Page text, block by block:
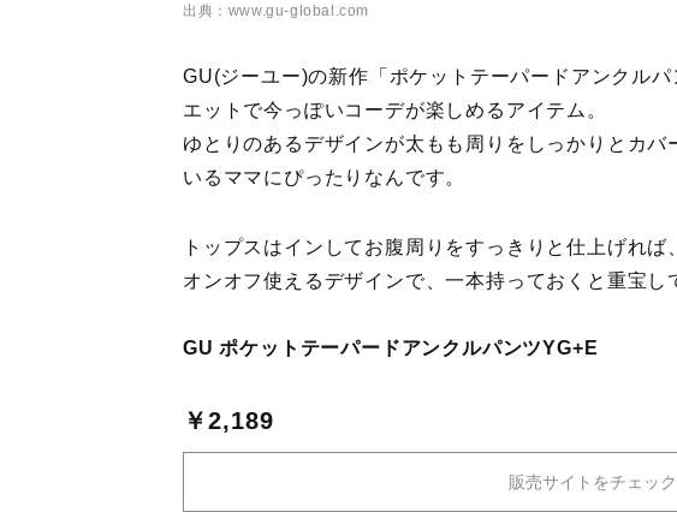
出典：www.gu-global.com
GU(ジーユー)の新作「ポケットテーパードアンクル
エットで今っぽいコーデが楽しめるアイテム。
ゆとりのあるデザインが太もも周りをしっかりとカ
いるママにぴったりなんです。
トップスはインしてお腹周りをすっきりと仕上げれば
オンオフ使えるデザインで、一本持っておくと重宝し
GU ポケットテーパードアンクルパンツYG+E
￥2,189
販売サイトをチェック